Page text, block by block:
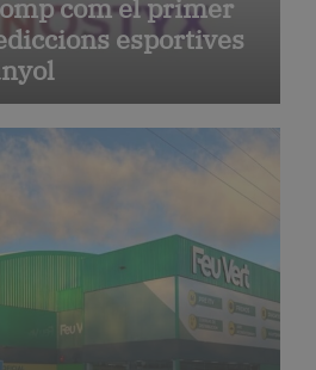
com el primer
esportives